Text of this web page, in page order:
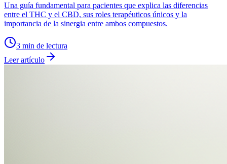
Una guía fundamental para pacientes que explica las diferencias
entre el THC y el CBD, sus roles terapéuticos únicos y la
importancia de la sinergia entre ambos compuestos.
3 min de lectura
Leer artículo